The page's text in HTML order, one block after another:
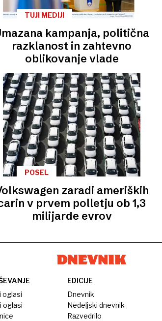
TUJI MEDIJI
kampanja, politična
razklanost in zahtevno
oblikovanje vlade
POSEL
zaradi ameriških
v prvem polletju ob 1,3
milijarde evrov
oglasi
oglasi
EDICIJE
Dnevnik
Nedeljski dnevnik
Razvedrilo